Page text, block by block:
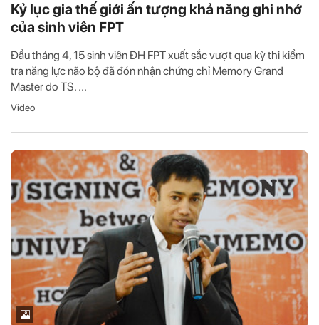
Kỷ lục gia thế giới ấn tượng khả năng ghi nhớ
của sinh viên FPT
Đầu tháng 4, 15 sinh viên ĐH FPT xuất sắc vượt qua kỳ thi kiểm
tra năng lực não bộ đã đón nhận chứng chỉ Memory Grand
Master do TS. ...
Video